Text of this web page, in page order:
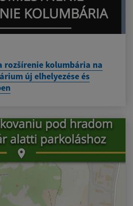
rozšírenie kolumbária na
új elhelyezése és